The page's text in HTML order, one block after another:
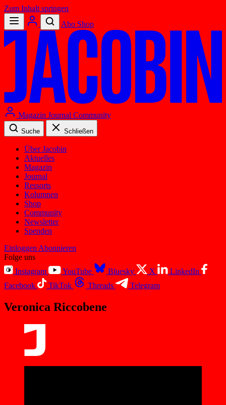
Zum Inhalt springen
Abo Shop
Magazin Journal Community
Suche Schließen
Über Jacobin
Aktuelles
Magazin
Journal
Ressorts
Kolumnen
Shop
Community
Newsletter
Spenden
Einloggen Abonnieren
Folge uns
Instagram
YouTube Bluesky X
LinkedIn
Facebook
TikTok Threads Telegram
Veronica Riccobene